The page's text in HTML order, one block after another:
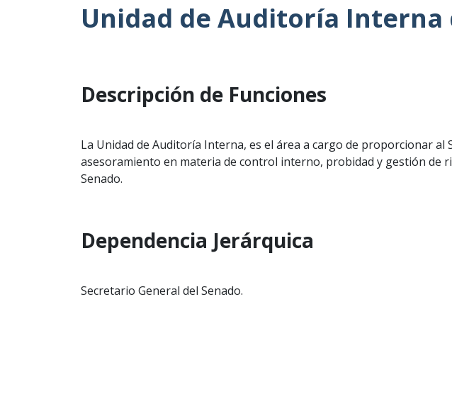
Unidad de Auditoría Interna
Descripción de Funciones
La Unidad de Auditoría Interna, es el área a cargo de proporcionar
asesoramiento en materia de control interno, probidad y gestión de
Senado.
Dependencia Jerárquica
Secretario General del Senado.